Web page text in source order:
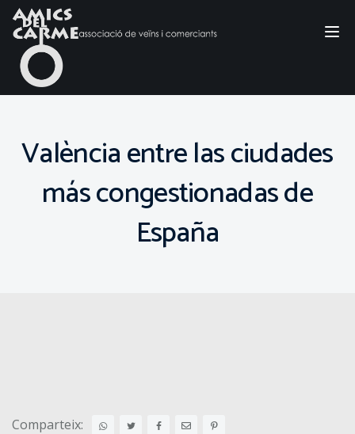
València entre las ciudades
más congestionadas de
España
Comparteix: